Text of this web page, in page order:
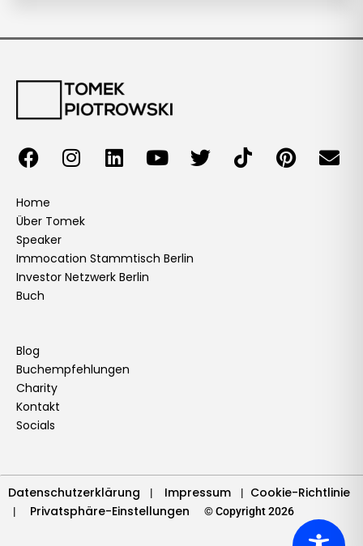
F
a
e
b
o
o
k
I
n
a
g
r
a
L
i
i
n
Y
o
b
e
T
w
T
i
P
i
E
n
Home
Über Tomek
Speaker
Immocation Stammtisch Berlin
Investor Netzwerk Berlin
Buch
Blog
Buchempfehlungen
Charity
Kontakt
Socials
Datenschutzerklärung | Impressum | Cookie-Richtlinie
| Privatsphäre-Einstellungen © Copyright 2026